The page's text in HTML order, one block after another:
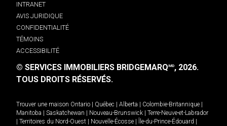
INTRANET
AVIS JURIDIQUE
CONFIDENTIALITÉ
TÉMOINS
ACCESSIBILITÉ
© SERVICES IMMOBILIERS BRIDGEMARQMD, 2026.
TOUS DROITS RÉSERVÉS.
Trouver une maison Ontario Québec Alberta Colombie-Britannique
Manitoba
Saskatchewan Nouveau-Brunswick
Terre-Neuve-et-Labrador
Territoires du Nord-Ouest Nouvelle-Écosse Île-du-Prince-Édouard